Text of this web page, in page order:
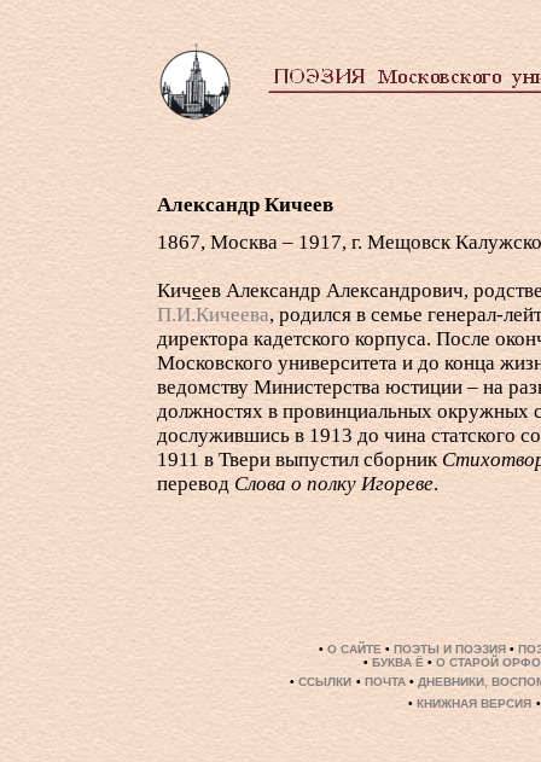
Александр Кичеев
1867, Москва – 1917, г. Мещовск
Кичеев Александр Александрович,
П.И.Кичеева, родился в семье генерал-
директора кадетского корпуса. После
Московского университета и до конца
ведомству Министерства юстиции – на
должностях в провинциальных окружных
дослужившись в 1913 до чина статского
1911 в Твери выпустил сборник
перевод Слова о полку Игореве.